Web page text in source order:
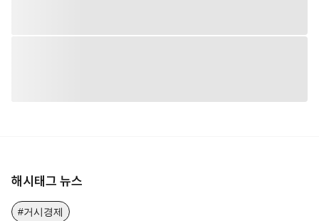
해시태그 뉴스
#거시경제